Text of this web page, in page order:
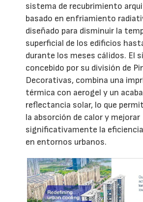
sistema de recubrimiento
basado en enfriamiento
diseñado para disminuir la
superficial de los edificios
durante los meses cálidos. El
concebido por su división de
Decorativas, combina una
térmica con aerogel y un
reflectancia solar, lo que
la absorción de calor y mejorar
significativamente la
en entornos urbanos.